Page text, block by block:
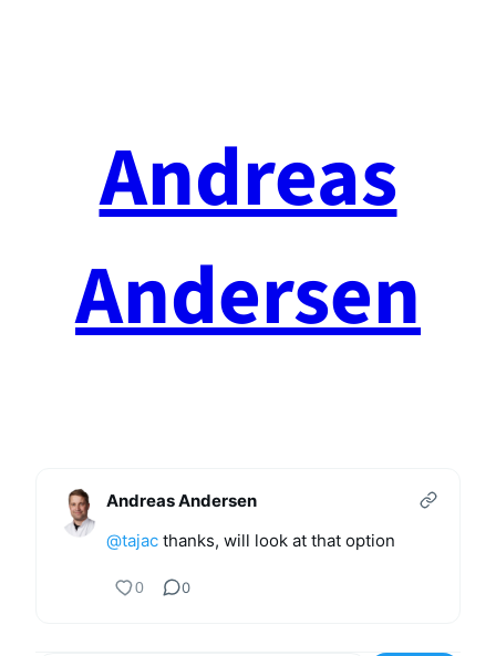
Andreas
Andersen
Andreas Andersen
@tajac thanks, will look at that option
0 0